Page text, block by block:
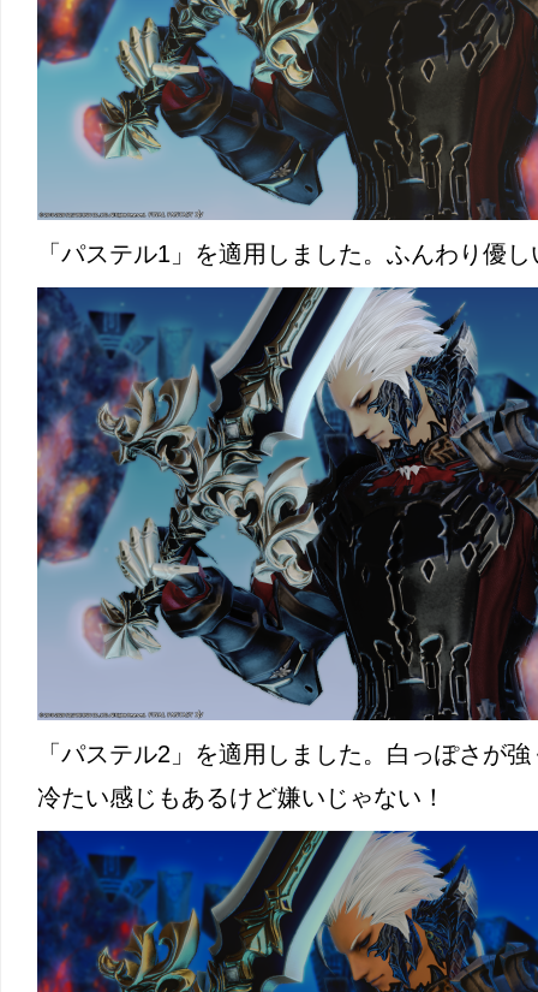
「パステル1」を適用しました。ふんわり優
「パステル2」を適用しました。白っぽさが
冷たい感じもあるけど嫌いじゃない！